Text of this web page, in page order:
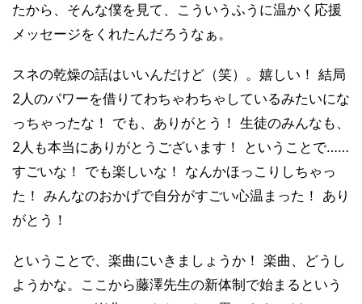
たから、そんな僕を見て、こういうふうに温かく応援
メッセージをくれたんだろうなぁ。
スネの乾燥の話はいいんだけど（笑）。嬉しい！ 結局
2人のパワーを借りてわちゃわちゃしているみたいにな
っちゃったな！ でも、ありがとう！ 生徒のみんなも、
2人も本当にありがとうございます！ ということで……
すごいな！ でも楽しいな！ なんかほっこりしちゃっ
た！ みんなのおかげで自分がすごい心温まった！ あり
がとう！
ということで、楽曲にいきましょうか！ 楽曲、どうし
ようかな。ここから藤澤先生の新体制で始まるという